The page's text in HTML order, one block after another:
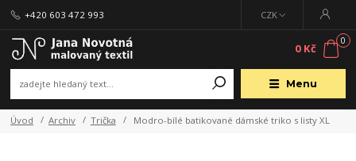
Menu
CZK
+420 603 472 993
0
0 Kč
Úvod Archiv Trička Modro-bílé batikované dámské triko s listy XL